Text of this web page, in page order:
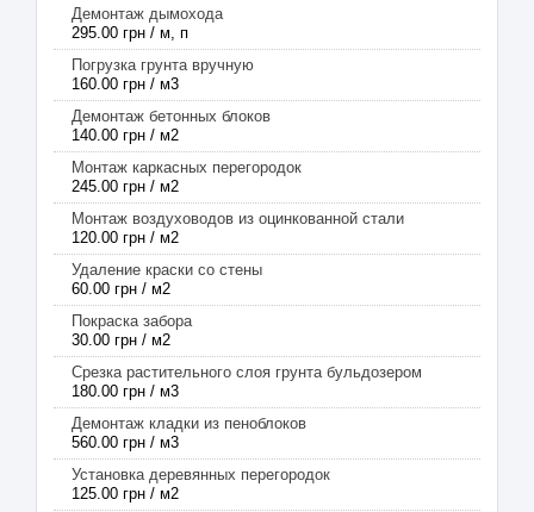
Демонтаж дымохода
295.00 грн / м, п
Погрузка грунта вручную
160.00 грн / м3
Демонтаж бетонных блоков
140.00 грн / м2
Монтаж каркасных перегородок
245.00 грн / м2
Монтаж воздуховодов из оцинкованной стали
120.00 грн / м2
Удаление краски со стены
60.00 грн / м2
Покраска забора
30.00 грн / м2
Срезка растительного слоя грунта бульдозером
180.00 грн / м3
Демонтаж кладки из пеноблоков
560.00 грн / м3
Установка деревянных перегородок
125.00 грн / м2